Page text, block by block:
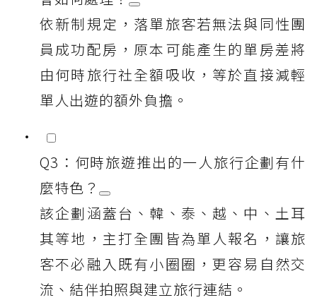
依新制規定，落單旅客若無法與同性團
員成功配房，原本可能產生的單房差將
由何時旅行社全額吸收，等於直接減輕
單人出遊的額外負擔。
Q3：何時旅遊推出的一人旅行企劃有什
麼特色？
該企劃涵蓋台、韓、泰、越、中、土耳
其等地，主打全團皆為單人報名，讓旅
客不必融入既有小圈圈，更容易自然交
流、結伴拍照與建立旅行連結。